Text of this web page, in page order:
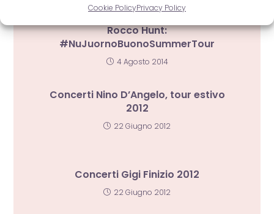
Cookie PolicyPrivacy Policy
Rocco Hunt:
#NuJuornoBuonoSummerTour
4 Agosto 2014
Concerti Nino D’Angelo, tour estivo
2012
22 Giugno 2012
Concerti Gigi Finizio 2012
22 Giugno 2012